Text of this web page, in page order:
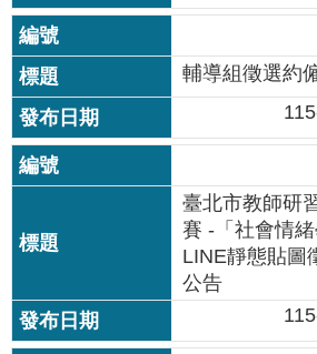
見
問
答
台
北
通
語
詞
隱
輔導組徵選約
臺北市教師研
賽 -「社會情緒
LINE靜態貼圖
公告